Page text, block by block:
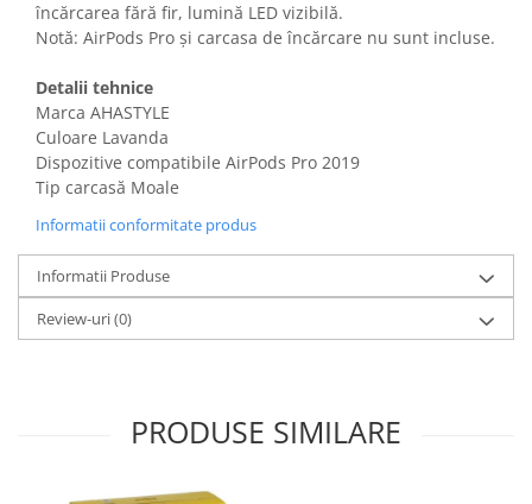
Genti si accesorii femei
Imbracaminte barbati
Imbracaminte si Incaltaminte copii
Incaltaminte barbati
Incaltaminte femei
Ochelari de soare
Ochelari de vedere
Gaming, Carti & Birotica
Birotica & Papetarie
Console, Jocuri & Accesorii
Accesorii aparate hair styling
încărcarea fără fir, lumină LED vizibilă.
Notă: AirPods Pro și carcasa de încărcare nu sunt incluse.
Detalii tehnice
Marca AHASTYLE
Culoare Lavanda
Dispozitive compatibile AirPods Pro 2019
Tip carcasă Moale
Informatii conformitate produs
Informatii Produse
Review-uri(0)
PRODUSE SIMILARE